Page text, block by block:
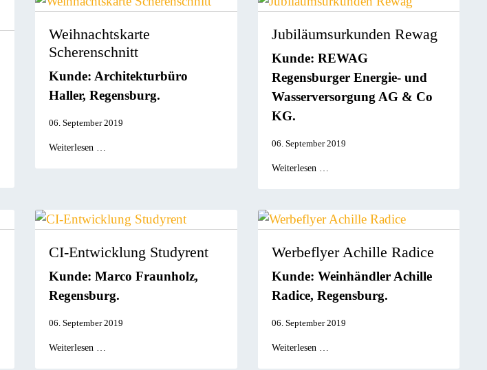
Weihnachtskarte
Scherenschnitt
Kunde: Architekturbüro
Haller, Regensburg.
06. September 2019
Weiterlesen …
Jubiläumsurkunden Rewag
Kunde: REWAG
Regensburger Energie- und
Wasserversorgung AG & Co
KG.
06. September 2019
Weiterlesen …
CI-Entwicklung Studyrent
Kunde: Marco Fraunholz,
Regensburg.
06. September 2019
Weiterlesen …
Werbeflyer Achille Radice
Kunde: Weinhändler Achille
Radice, Regensburg.
06. September 2019
Weiterlesen …